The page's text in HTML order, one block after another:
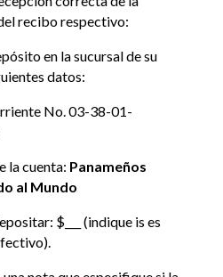
recibo respectivo:
en la sucursal de su
datos:
No. 03-38-01-
la cuenta: Panameños
al Mundo
$___ (indique is es